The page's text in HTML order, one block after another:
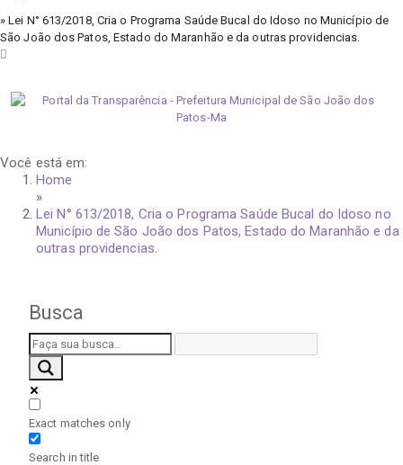
» Lei N° 613/2018, Cria o Programa Saúde Bucal do Idoso no Município de
São João dos Patos, Estado do Maranhão e da outras providencias.
Você está em:
Home
»
Lei N° 613/2018, Cria o Programa Saúde Bucal do Idoso no
Município de São João dos Patos, Estado do Maranhão e da
outras providencias.
Busca
Exact matches only
Search in title